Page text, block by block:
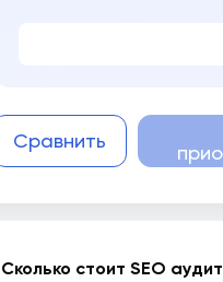
Сравнить
Сколько стоит SEO